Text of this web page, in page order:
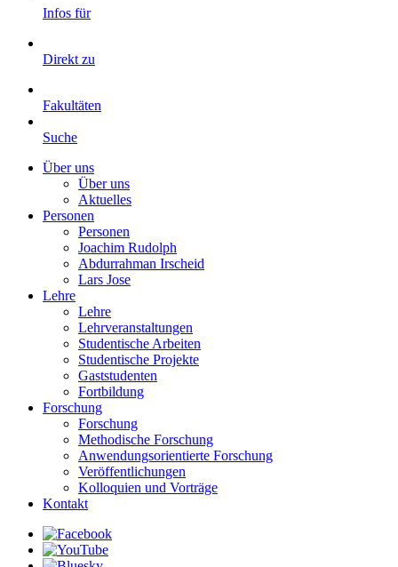
Infos für
Direkt zu
Fakultäten
Suche
Über uns
Über uns
Aktuelles
Personen
Personen
Joachim Rudolph
Abdurrahman Irscheid
Lars Jose
Lehre
Lehre
Lehrveranstaltungen
Studentische Arbeiten
Studentische Projekte
Gaststudenten
Fortbildung
Forschung
Forschung
Methodische Forschung
Anwendungsorientierte Forschung
Veröffentlichungen
Kolloquien und Vorträge
Kontakt